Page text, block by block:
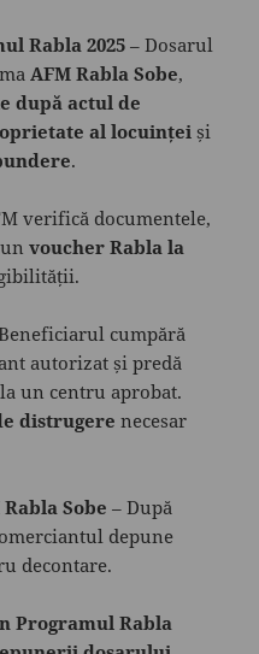
Rabla 2025 – Dosarul
AFM Rabla Sobe,
după actul de
al locuinței și
.
verifică documentele,
unvoucher Rabla la
cumpără
autorizat și predă
la un centru aprobat.
distrugere necesar
Sobe – După
depune
decontare.
Programul Rabla